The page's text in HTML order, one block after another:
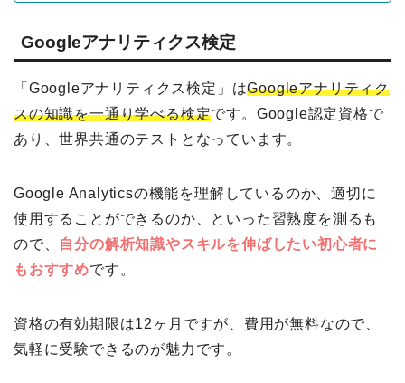
Googleアナリティクス検定
「Googleアナリティクス検定」はGoogleアナリティク
スの知識を一通り学べる検定です。Google認定資格で
あり、世界共通のテストとなっています。
Google Analyticsの機能を理解しているのか、適切に
使用することができるのか、といった習熟度を測るも
ので、 自分の解析知識やスキルを伸ばしたい初心者に
もおすすめです。
資格の有効期限は12ヶ月ですが、費用が無料なので、
気軽に受験できるのが魅力です。